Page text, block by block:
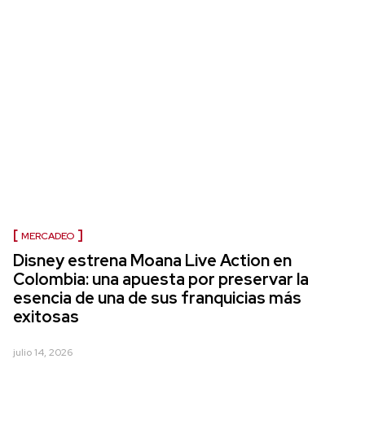
MERCADEO
Disney estrena Moana Live Action en
Colombia: una apuesta por preservar la
esencia de una de sus franquicias más
exitosas
julio 14, 2026